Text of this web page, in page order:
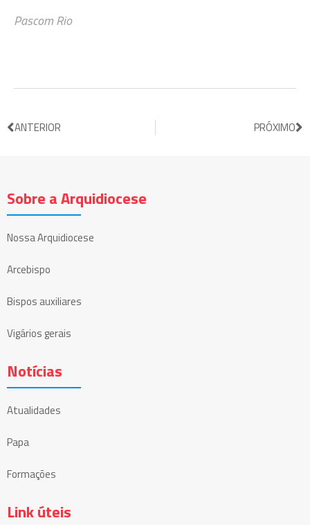
Pascom Rio
ANTERIOR PRÓXIMO
Sobre a Arquidiocese
Nossa Arquidiocese
Arcebispo
Bispos auxiliares
Vigários gerais
Notícias
Atualidades
Papa
Formações
Link úteis